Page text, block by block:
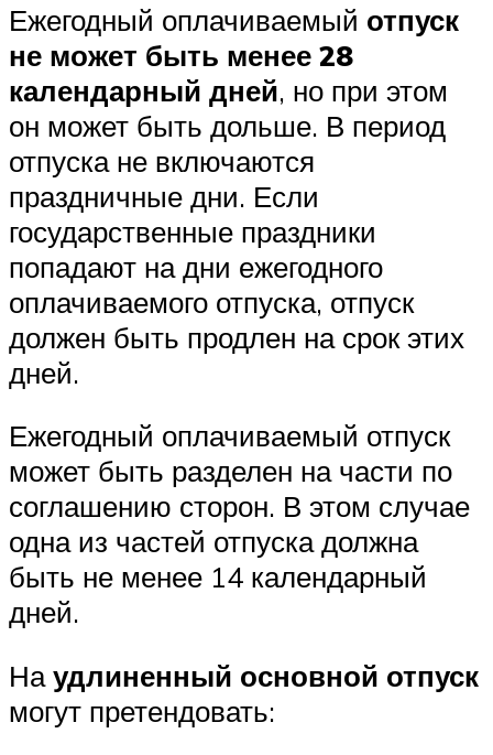
Ежегодный оплачиваемый отпуск
не может быть менее 28
календарный дней, но при этом
он может быть дольше. В период
отпуска не включаются
праздничные дни. Если
государственные праздники
попадают на дни ежегодного
оплачиваемого отпуска, отпуск
должен быть продлен на срок этих
дней.
Ежегодный оплачиваемый отпуск
может быть разделен на части по
соглашению сторон. В этом случае
одна из частей отпуска должна
быть не менее 14 календарный
дней.
Наудлиненный основной отпуск
могут претендовать: